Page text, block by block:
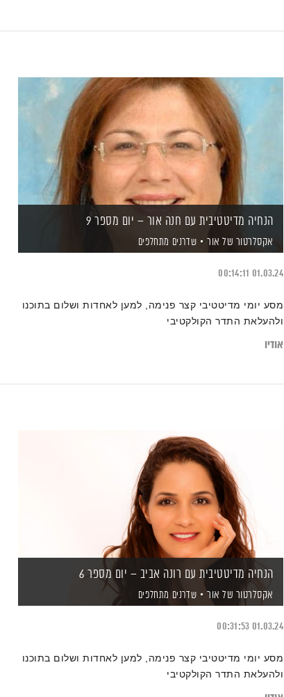
הנחיה מדיטטיבית עם חנה אור – יום מספר 9
אקסלרטור של אור שדרנים מתחלפים
01.03.24
00:14:11
מסע יומי מדיטטיבי קצר פנימה, למען לאחדות ושלום בתוכנו
ולהעלאת התדר הקולקטיבי
אודיו
הנחיה מדיטטיבית עם רונה אביב – יום מספר 6
אקסלרטור של אור שדרנים מתחלפים
01.03.24
00:31:53
מסע יומי מדיטטיבי קצר פנימה, למען לאחדות ושלום בתוכנו
ולהעלאת התדר הקולקטיבי